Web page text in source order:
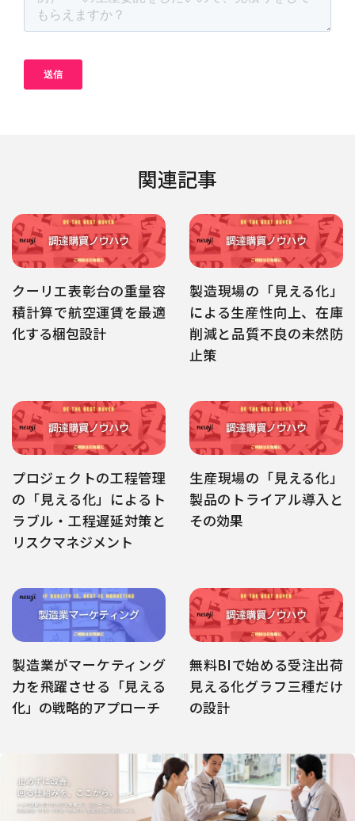
関連記事
クーリエ表彰台の重量容
積計算で航空運賃を最適
化する梱包設計
製造現場の「見える化」
による生産性向上、在庫
削減と品質不良の未然防
止策
プロジェクトの工程管理
の「見える化」によるト
ラブル・工程遅延対策と
リスクマネジメント
生産現場の「見える化」
製品のトライアル導入と
その効果
製造業がマーケティング
力を飛躍させる「見える
化」の戦略的アプローチ
無料BIで始める受注出荷
見える化グラフ三種だけ
の設計